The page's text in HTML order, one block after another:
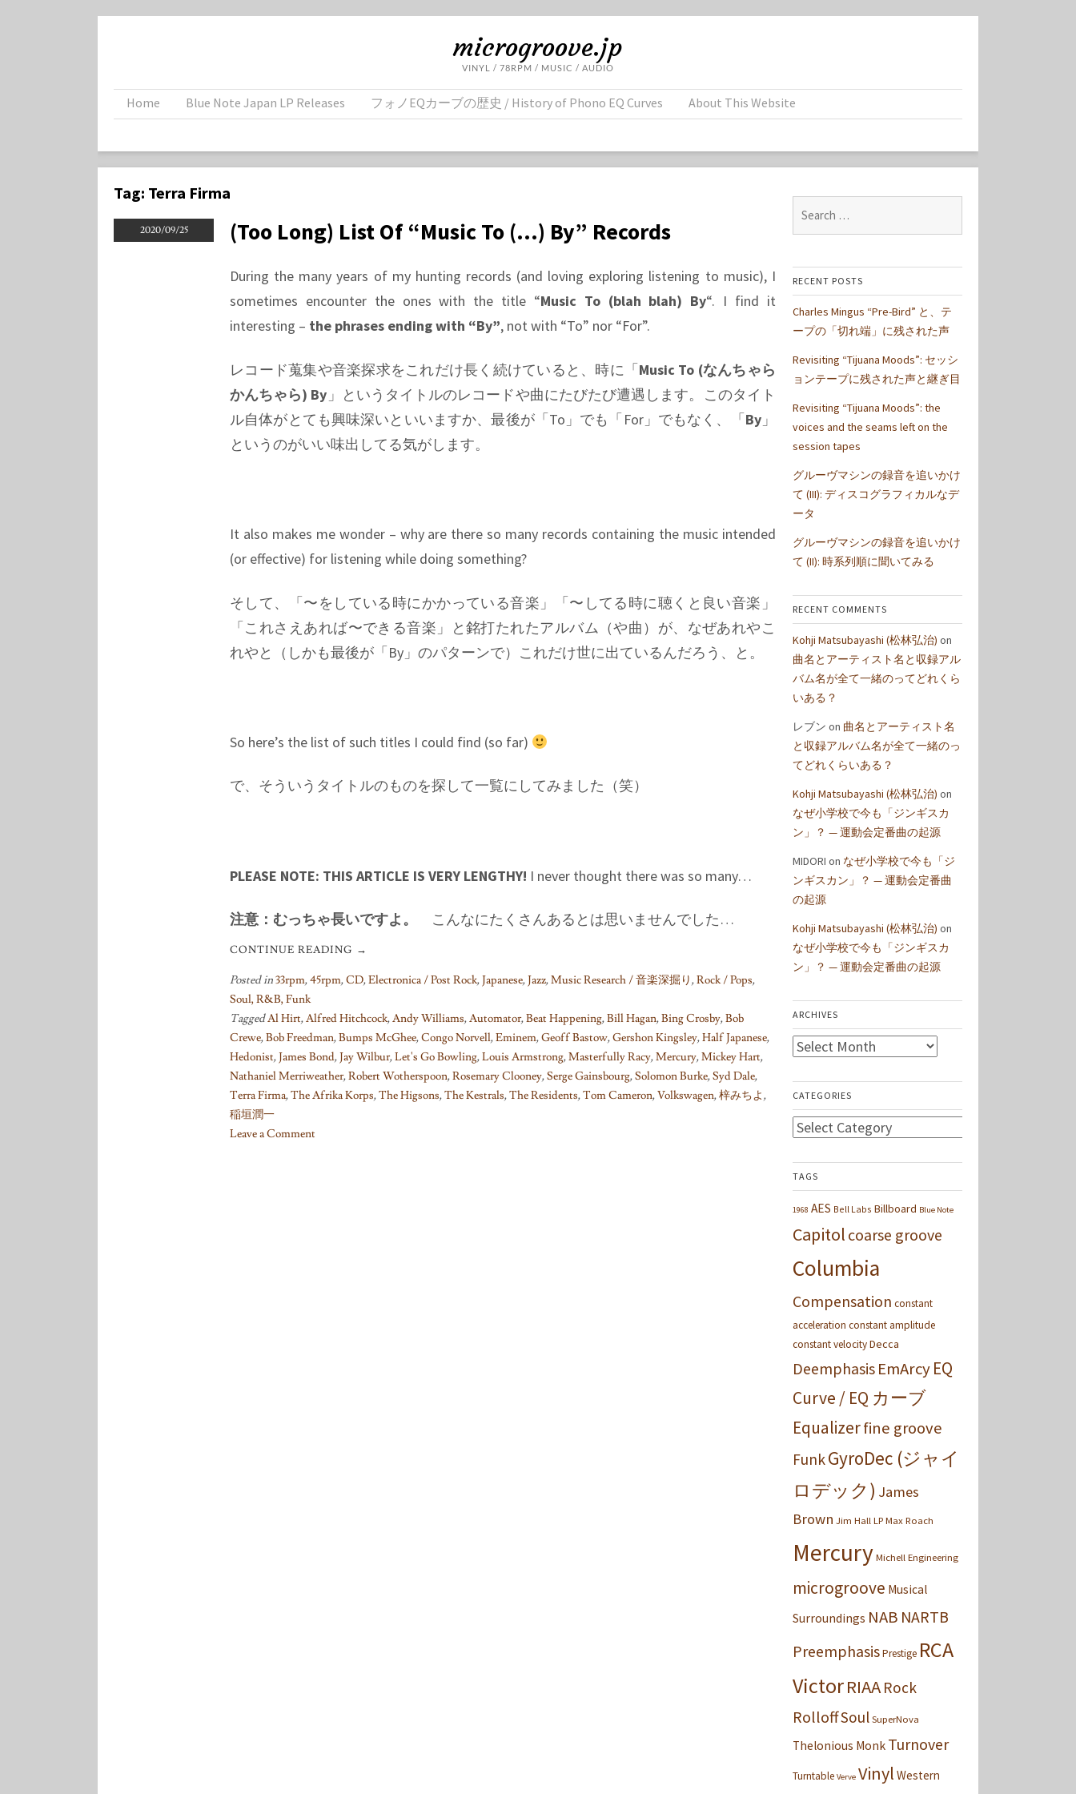
microgroove.jp
VINYL / 78RPM / MUSIC / AUDIO
Home Blue Note Japan LP Releases フォノEQカーブの歴史 / History of Phono EQ Curves About This Website
Tag: Terra Firma
2020/09/25 (Too Long) List Of “Music To (…) By” Records
During the many years of my hunting records (and loving exploring listening to music), I
sometimes encounter the ones with the title “Music To (blah blah) By“. I find it
interesting – the phrases ending with “By”, not with “To” nor “For”.
レコード蒐集や音楽探求をこれだけ長く続けていると、時に「Music To (なんちゃら
かんちゃら) By 」というタイトルのレコードや曲にたびたび遭遇します。このタイト
ル自体がとても興味深いといいますか、最後が「To」でも「For」でもなく、「By」
というのがいい味出してる気がします。
It also makes me wonder – why are there so many records containing the music intended
(or effective) for listening while doing something?
そして、「〜をしている時にかかっている音楽」「〜してる時に聴くと良い音楽」
「これさえあれば〜できる音楽」と銘打たれたアルバム（や曲）が、なぜあれやこ
れやと（しかも最後が「By」のパターンで）これだけ世に出ているんだろう、と。
So here’s the list of such titles I could find (so far)
で、そういうタイトルのものを探して一覧にしてみました（笑）
PLEASE NOTE: THIS ARTICLE IS VERY LENGTHY! I never thought there was so many…
注意：むっちゃ長いですよ。 こんなにたくさんあるとは思いませんでした…
CONTINUE READING →
Posted in33rpm,45rpm,CD,Electronica / Post Rock,Japanese,Jazz,Music Research / 音楽深掘り,Rock / Pops,
Soul, R&B, Funk
TaggedAl Hirt,Alfred Hitchcock,Andy Williams,Automator,Beat Happening,Bill Hagan,Bing Crosby,Bob
Crewe,Bob Freedman,Bumps McGhee,Congo Norvell,Eminem,Geoff Bastow,Gershon Kingsley,Half Japanese,
Hedonist,James Bond,Jay Wilbur,Let's Go Bowling,Louis Armstrong,Masterfully Racy,Mercury,Mickey Hart,
Nathaniel Merriweather,Robert Wotherspoon,Rosemary Clooney,Serge Gainsbourg,Solomon Burke,Syd Dale,
Terra Firma,The Afrika Korps,The Higsons,The Kestrals,The Residents,Tom Cameron,Volkswagen,梓みちよ,
稲垣潤一
Leave a Comment
for:
RECENT POSTS
Charles Mingus “Pre-Bird” と、テ
ープの「切れ端」に残された声
Revisiting “Tijuana Moods”: セッシ
ョンテープに残された声と継ぎ目
Revisiting “Tijuana Moods”: the
voices and the seams left on the
session tapes
グルーヴマシンの録音を追いかけ
て (III): ディスコグラフィカルなデ
ータ
グルーヴマシンの録音を追いかけ
て (II): 時系列順に聞いてみる
RECENT COMMENTS
Kohji Matsubayashi (松林弘治) on
曲名とアーティスト名と収録アル
バム名が全て一緒のってどれくら
いある？
レブン on 曲名とアーティスト名
と収録アルバム名が全て一緒のっ
てどれくらいある？
Kohji Matsubayashi (松林弘治) on
なぜ小学校で今も「ジンギスカ
ン」？ — 運動会定番曲の起源
MIDORI on なぜ小学校で今も「ジ
ンギスカン」？ — 運動会定番曲
の起源
Kohji Matsubayashi (松林弘治) on
なぜ小学校で今も「ジンギスカ
ン」？ — 運動会定番曲の起源
ARCHIVES
Archives
CATEGORIES
Categories
TAGS
1968 AES Bell Labs Billboard Blue Note
Capitol coarse groove
Columbia
Compensation constant
acceleration constant amplitude
constant velocityDecca
Deemphasis EmArcyEQ
Curve / EQ カーブ
Equalizerfine groove
FunkGyroDec (ジャイ
ロデック) James
Brown Jim Hall LP Max Roach
Mercury Michell Engineering
microgroove Musical
Surroundings NAB NARTB
PreemphasisPrestige RCA
VictorRIAA Rock
RolloffSoul SuperNova
Thelonious Monk Turnover
Turntable Verve Vinyl Western